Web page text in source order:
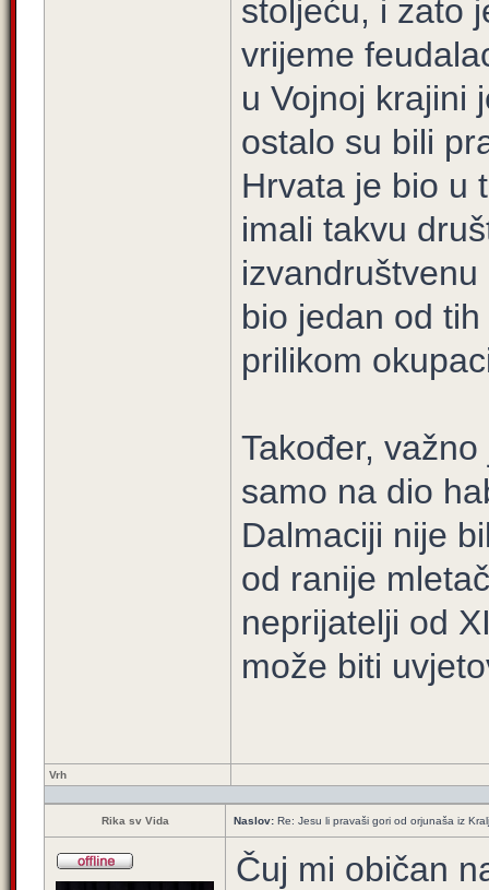
stoljeću, i zato
vrijeme
u Vojnoj krajini
ostalo su bili
Hrvata je bio u
imali takvu
bio jedan od
prilikom
Također,
samo na dio
Dalmaciji nije
od ranije
neprijatelji od
može biti
Vrh
Rika sv Vida Naslov: Re: Jesu li pravaši gori od orjunaša iz
Čuj mi običan